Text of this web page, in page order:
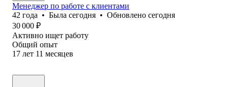
Менеджер по работе с клиентами
42 года • Была сегодня • Обновлено сегодня
30 000 ₽
Активно ищет работу
Общий опыт
17 лет 11 месяцев